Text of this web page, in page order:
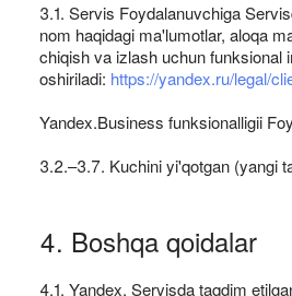
3.1. Servis Foydalanuvchiga
nom haqidagi ma'lumotlar, aloqa
chiqish va izlash uchun funksional
oshiriladi: https://yandex.ru/legal/
Yandex.Business funksionalligii
3.2.–3.7. Kuchini yi'qotgan (yangi
4. Boshqa qoidalar
4.1. Yandex, Servisda taqdim